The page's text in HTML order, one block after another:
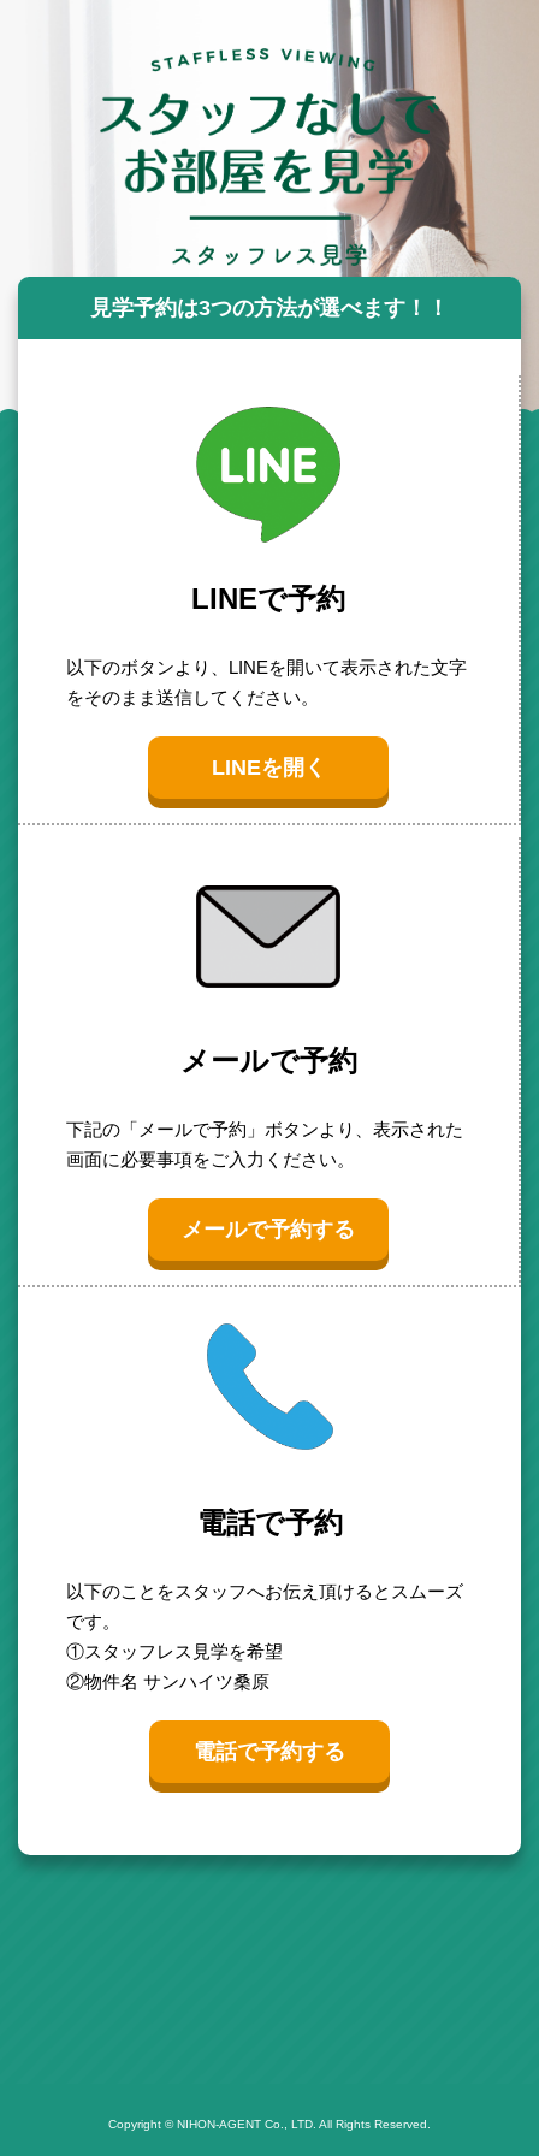
見学予約は3つの方法が選べます！！
LINEで予約
以下のボタンより、LINEを開いて表示された文字
をそのまま送信してください。
LINEを開く
メールで予約
下記の「メールで予約」ボタンより、表示された
画面に必要事項をご入力ください。
メールで予約する
電話で予約
以下のことをスタッフへお伝え頂けるとスムーズ
です。
①スタッフレス見学を希望
②物件名 サンハイツ桑原
電話で予約する
Copyright © NIHON-AGENT Co., LTD. All Rights Reserved.